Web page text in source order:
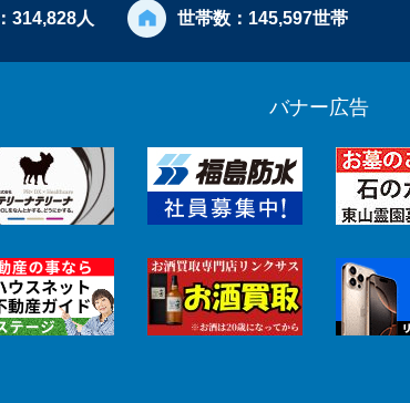
314,828人 世帯数： 145,597世帯
バナー広告